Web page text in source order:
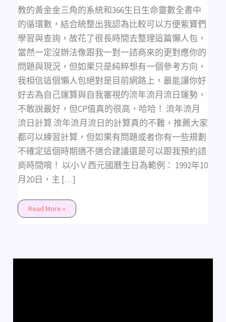
教的黃金金三角的系統和366生日生命靈數全書中
的循環數，結合統整出我認為比較可以方便紫寶們
學習與查詢，故花了很長時間去整理這篇懶人包，
當然一定沒辦法像跟我一對一諮商來的更對應你的
問題與現況，但如果只是純粹想有一個參考方向，
我相信這個懶人包絕對是目前網路上，最能讓你好
好去為自己運算與自我審視的流年流月流日運勢，
不敢說最好，但CP值真的很高，哈哈！ 流年流月
流日計算 流年流月流日的計算真的不難，推薦大家
都可以練習計算，但如果有問題或者你有一些規劃
不確定這個時期適不適合建議還是可以跟我預約諮
商時間唷！ 以小Ｖ西元國曆生日為範例： 1992年10
月20日，主 […]
運
勢
走
向
唷！
Read More »